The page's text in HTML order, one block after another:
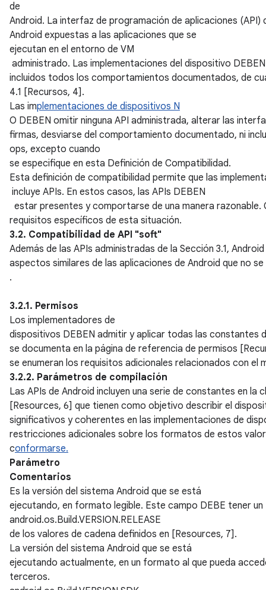
de
Android. La interfaz de programación de aplicaciones
Android expuestas a las aplicaciones que se
ejecutan en el entorno de VM
administrado. Las implementaciones del dispositivo
incluidos todos los comportamientos documentados, de
4.1 [Recursos, 4].
Las implementaciones de dispositivos N
O DEBEN omitir ninguna API administrada, alterar las
firmas, desviarse del comportamiento documentado, ni
ops, excepto cuando
se especifique en esta Definición de Compatibilidad.
Esta definición de compatibilidad permite que las
incluye APIs. En estos casos, las APIs DEBEN
estar presentes y comportarse de una manera
requisitos específicos de esta situación.
3.2. Compatibilidad de API "soft"
Además de las APIs administradas de la Sección 3.1,
aspectos similares de las aplicaciones de Android que no
.
3.2.1. Permisos
Los implementadores de
dispositivos DEBEN admitir y aplicar todas las constantes
se documenta en la página de referencia de permisos
se enumeran los requisitos adicionales relacionados con el
3.2.2. Parámetros de compilación
Las APIs de Android incluyen una serie de constantes en la
[Resources, 6] que tienen como objetivo describir el
significativos y coherentes en las implementaciones de
restricciones adicionales sobre los formatos de estos
conformarse.
Parámetro
Comentarios
Es la versión del sistema Android que se está
ejecutando, en formato legible. Este campo DEBE tener un
android.os.Build.VERSION.RELEASE
de los valores de cadena definidos en [Resources, 7].
La versión del sistema Android que se está
ejecutando actualmente, en un formato al que pueda
terceros.